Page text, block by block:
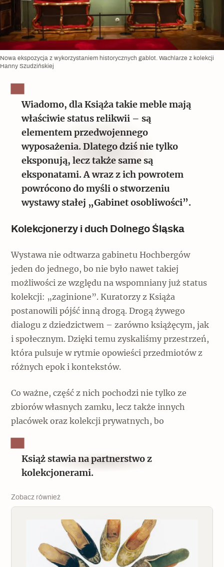
Nowa ekspozycja z wykorzystaniem historycznych gablot. Wachlarze z kolekcji
Hanny Szudzińskiej
Wiadomo, dla Książa takie meble mają
właściwie status relikwii – są
elementem przedwojennego
wyposażenia. Dlatego dziś nie tylko
eksponują, lecz także same są
eksponatami. A wraz z ich powrotem
powrócono do myśli o stworzeniu
wystawy stałej „Gabinet osobliwości”.
Kolekcjonerzy i duch Dolnego Śląska
Wystawa nie odtwarza gabinetu Hochbergów
jeden do jednego, bo nie było nawet takiej
możliwości ze względu na wspomniany już status
kolekcji: „zaginione”. Kuratorzy z Książa
postanowili pójść inną drogą. Drogą żywego
dialogu z dziedzictwem – zarówno książęcym, jak
i społecznym. Dzięki temu zyskaliśmy przestrzeń,
która pulsuje w rytmie opowieści przedmiotów z
różnych epok i kontekstów.
Co ważne, część z nich pochodzi nie tylko ze
zbiorów własnych zamku, lecz także innych
placówek oraz kolekcji prywatnych, bo
Książ stawia na partnerstwo z
kolekcjonerami.
Zobacz również